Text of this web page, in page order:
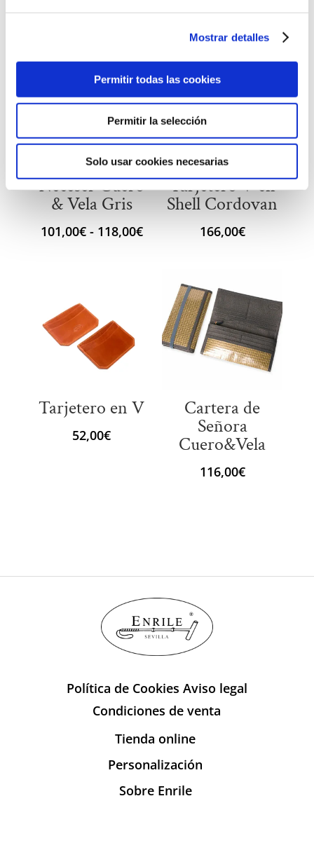
Mostrar detalles
Permitir todas las cookies
Permitir la selección
Solo usar cookies necesarias
Neceser Cuero
& Vela Gris
101,00€ - 118,00€Rango
101,00€
hasta
118,00€
Tarjetero V en
Shell Cordovan
166,00€
Tarjetero en V
52,00€
Cartera de
Señora
Cuero&Vela
116,00€
Política de Cookies Aviso legal
Condiciones de venta
Tienda online
Personalización
Sobre Enrile